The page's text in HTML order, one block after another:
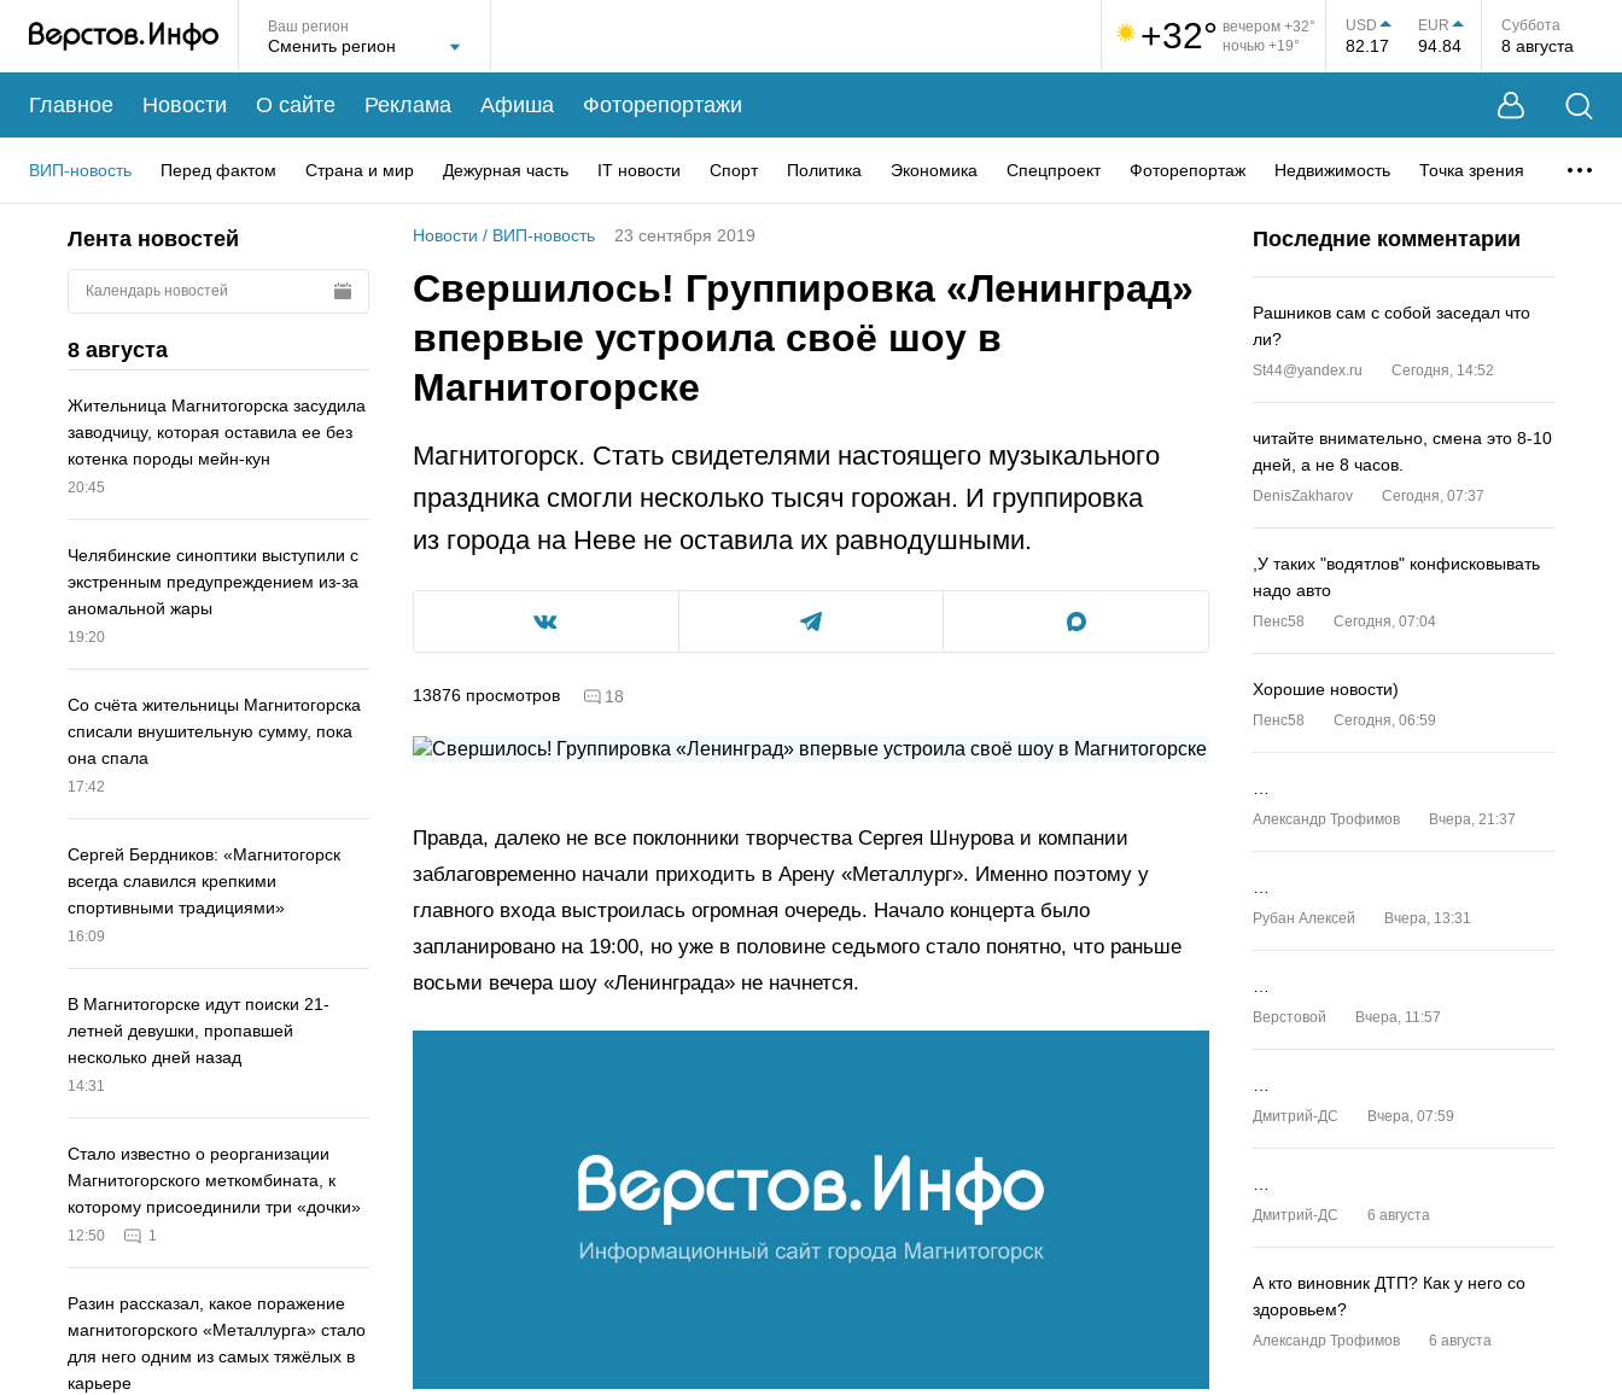
Ваш регион +32° вечером +32°
ночью +19°
USD
82.17
EUR
94.84
Суббота
8 августа
Главное Новости О сайте Реклама Афиша Фоторепортажи
ВИП-новость Перед фактом Страна и мир Дежурная часть IT новости Спорт Политика Экономика Спецпроект Фоторепортаж Недвижимость Точка зрения
Лента новостей
Календарь новостей
8 августа
Жительница Магнитогорска засудила
заводчицу, которая оставила ее без
котенка породы мейн-кун
20:45
Челябинские синоптики выступили с
экстренным предупреждением из-за
аномальной жары
19:20
Со счёта жительницы Магнитогорска
списали внушительную сумму, пока
она спала
17:42
Сергей Бердников: «Магнитогорск
всегда славился крепкими
спортивными традициями»
16:09
В Магнитогорске идут поиски 21-
летней девушки, пропавшей
несколько дней назад
14:31
Стало известно о реорганизации
Магнитогорского меткомбината, к
которому присоединили три «дочки»
12:50 1
Разин рассказал, какое поражение
магнитогорского «Металлурга» стало
для него одним из самых тяжёлых в
карьере
Новости / ВИП-новость 23 сентября 2019
Свершилось! Группировка «Ленинград»
впервые устроила своё шоу в
Магнитогорске
Магнитогорск. Стать свидетелями настоящего музыкального
праздника смогли несколько тысяч горожан. И группировка
из города на Неве не оставила их равнодушными.
13876 просмотров 18
Правда, далеко не все поклонники творчества Сергея Шнурова и компании
заблаговременно начали приходить в Арену «Металлург». Именно поэтому у
главного входа выстроилась огромная очередь. Начало концерта было
запланировано на 19:00, но уже в половине седьмого стало понятно, что раньше
восьми вечера шоу «Ленинграда» не начнется.
Последние комментарии
Рашников сам с собой заседал что
ли?
St44@yandex.ru Сегодня, 14:52
читайте внимательно, смена это 8-10
дней, а не 8 часов.
DenisZakharov Сегодня, 07:37
,У таких "водятлов" конфисковывать
надо авто
Пенс58 Сегодня, 07:04
Хорошие новости)
Пенс58 Сегодня, 06:59
Александр Трофимов Вчера, 21:37
Рубан Алексей Вчера, 13:31
Верстовой Вчера, 11:57
Дмитрий-ДС Вчера, 07:59
Дмитрий-ДС 6 августа
А кто виновник ДТП? Как у него со
здоровьем?
Александр Трофимов 6 августа